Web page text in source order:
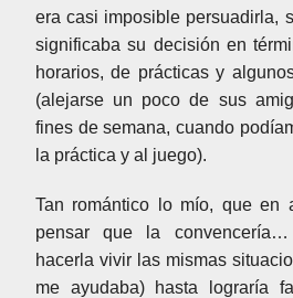
era casi imposible persuadirla,
significaba su decisión en
horarios, de prácticas y
(alejarse un poco de sus
fines de semana, cuando
la práctica y al juego).
Tan romántico lo mío, que en
pensar que la
hacerla vivir las mismas
me ayudaba) hasta lograría